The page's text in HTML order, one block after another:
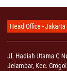
Head Office - Jakarta
Jl. Hadiah Utama C
Jelambar, Kec.